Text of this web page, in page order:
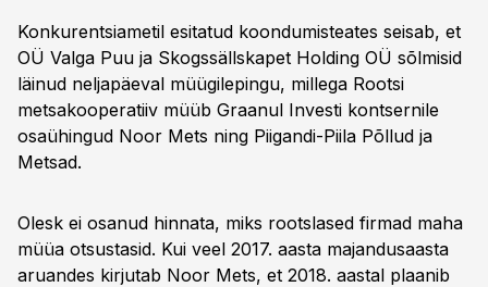
Konkurentsiametil esitatud koondumisteates seisab, et
OÜ Valga Puu ja Skogssällskapet Holding OÜ sõlmisid
läinud neljapäeval müügilepingu, millega Rootsi
metsakooperatiiv müüb Graanul Investi kontsernile
osaühingud Noor Mets ning Piigandi-Piila Põllud ja
Metsad.
Olesk ei osanud hinnata, miks rootslased firmad maha
müüa otsustasid. Kui veel 2017. aasta majandusaasta
aruandes kirjutab Noor Mets, et 2018. aastal plaanib